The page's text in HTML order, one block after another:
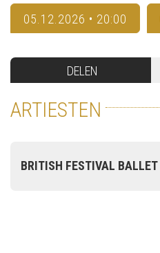
05.12.2026 • 20:00
DELEN
ARTIESTEN
BRITISH FESTIVAL BALLET